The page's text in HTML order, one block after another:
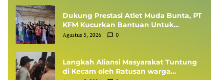
Dukung Prestasi Atlet Muda Bunta, PT
KFM Kucurkan Bantuan Untuk
Ranting INKANAS Bunta Ikuti
Agustus 5, 2026 0
Langkah Aliansi Masyarakat Tuntung
di Kecam oleh Ratusan warga